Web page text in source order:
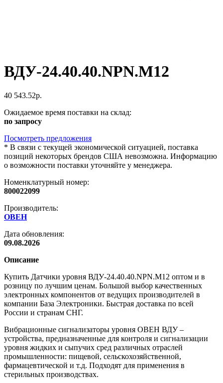
ВДУ-24.40.40.NPN.M12
40 543.52р.
Ожидаемое время поставки на склад:
по запросу
Посмотреть предложения
* В связи с текущей экономической ситуацией, поставка
позиций некоторых брендов США невозможна. Информацию
о возможности поставки уточняйте у менеджера.
Номенклатурный номер:
800022099
Производитель:
ОВЕН
Дата обновления:
09.08.2026
Описание
Купить Датчики уровня ВДУ-24.40.40.NPN.M12 оптом и в
розницу по лучшим ценам. Большой выбор качественных
электронных компонентов от ведущих производителей в
компании База Электроники. Быстрая доставка по всей
России и странам СНГ.
Вибрационные сигнализаторы уровня ОВЕН ВДУ –
устройства, предназначенные для контроля и сигнализации
уровня жидких и сыпучих сред различных отраслей
промышленности: пищевой, сельскохозяйственной,
фармацевтической и т.д. Подходят для применения в
стерильных производствах.